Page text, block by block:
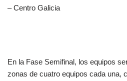
– Centro Galicia
En la Fase Semifinal, los equipos
zonas de cuatro equipos cada una,